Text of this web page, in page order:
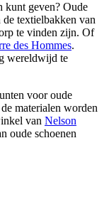
kunt geven? Oude
textielbakken van
te vinden zijn. Of
des Hommes.
wereldwijd te
voor oude
materialen worden
van Nelson
oude schoenen